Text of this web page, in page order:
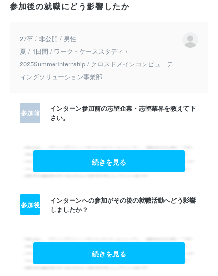
参加後の就職にどう影響したか
27卒 / 非公開 / 男性
夏 / 1日間 / ワーク・ケーススタディ /
2025SummerInternship / クロスドメインコンピューテ
ィングソリューション事業部
参加前
インターン参加前の志望企業・志望業界を教えて下
さい。
続きを見る
参加後
インターンへの参加がその後の就職活動へどう影響
しましたか？
続きを見る